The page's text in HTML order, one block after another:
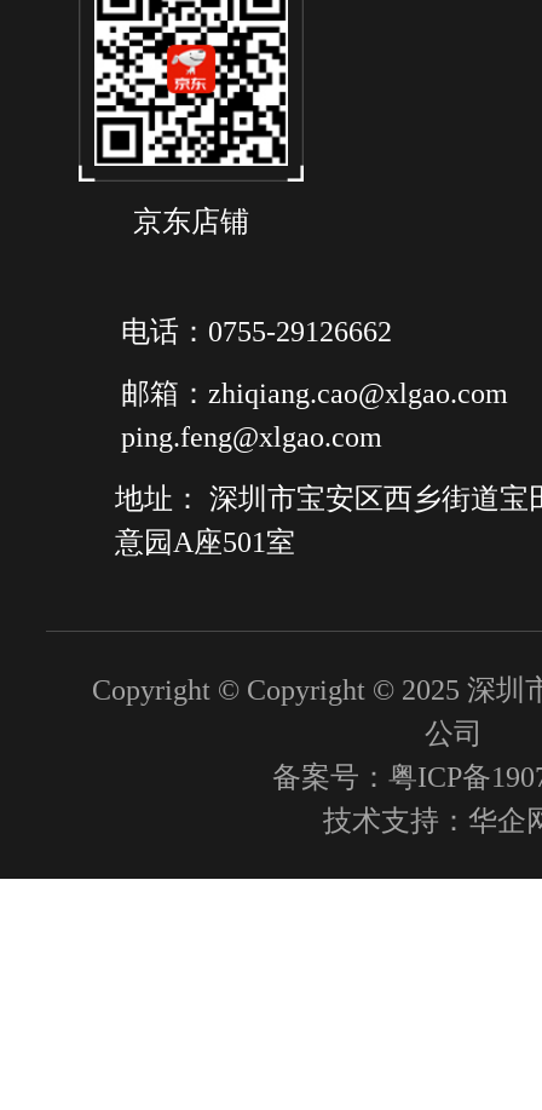
京东店铺
电话：0755-29126662
邮箱：zhiqiang.cao@xlgao.com
ping.feng@xlgao.com
地址： 深圳市宝安区西乡街道宝
意园A座501室
Copyright © Copyright © 2025 深圳
公司
备案号：粤ICP备
技术支持： 华企